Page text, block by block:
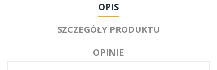
OPIS
SZCZEGÓŁY PRODUKTU
OPINIE